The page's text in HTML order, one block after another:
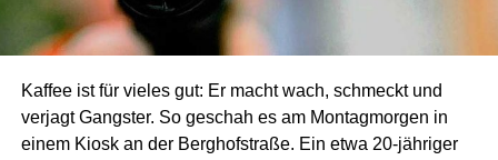
Kaffee ist für vieles gut: Er macht wach, schmeckt und
verjagt Gangster. So geschah es am Montagmorgen in
einem Kiosk an der Berghofstraße. Ein etwa 20-jähriger